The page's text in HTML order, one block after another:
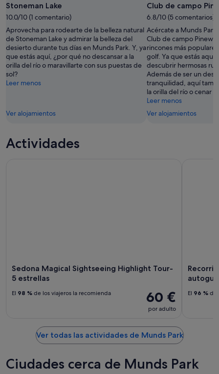
ago
7
ago
-
8
ago
de
semana,
7
ago
-
9
ago
el
próximo
fin
de
semana,
14
ago
-
Stoneman Lake
10.0/10 (1 comentario)
Aprovecha para rodearte de la belleza natural
de Stoneman Lake y admirar la belleza del
desierto durante tus días en Munds Park. Y, ya
que estás aquí, ¿por qué no descansar a la
orilla del río o maravillarte con sus puestas de
sol?
Leer menos
Ver alojamientos
Club de campo
6.8/10 (5 comentarios)
Acércate a Munds
Club de campo
rincones más
golf. Ya que estás
descubrir hermosas
Además de ser un
tranquilidad, aquí
la orilla del río o cenar
Leer menos
Ver alojamientos
Actividades
Sedona Magical Sightseeing Highlight Tour-
5 estrellas
60 €
por adulto
El 98 % de los viajeros la recomienda El 96 % de
Ver todas las actividades de Munds Park
Ciudades cerca de Munds Park